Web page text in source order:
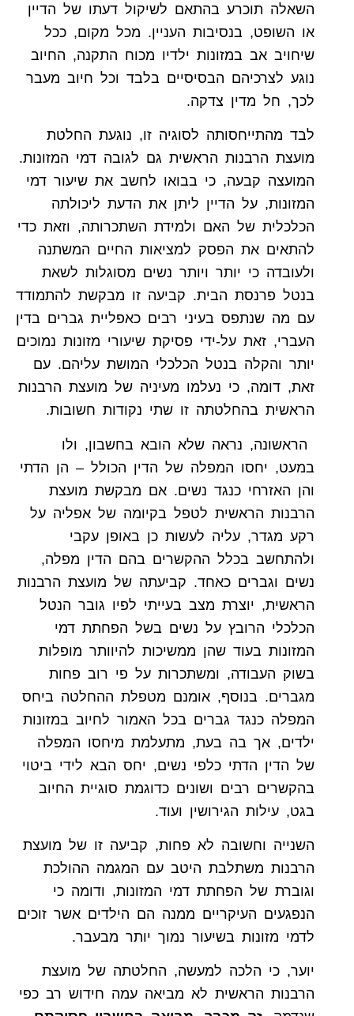
השאלה תוכרע בהתאם לשיקול דעתו של הדיין
או השופט, בנסיבות העניין. מכל מקום, ככל
שיחויב אב במזונות ילדיו מכוח התקנה, החיוב
נוגע לצרכיהם הבסיסיים בלבד וכל חיוב מעבר
לכך, חל מדין צדקה.
לבד מהתייחסותה לסוגיה זו, נוגעת החלטת
מועצת הרבנות הראשית גם לגובה דמי המזונות.
המועצה קבעה, כי בבואו לחשב את שיעור דמי
המזונות, על הדיין ליתן את הדעת ליכולתה
הכלכלית של האם ולמידת השתכרותה, וזאת כדי
להתאים את הפסק למציאות החיים המשתנה
ולעובדה כי יותר ויותר נשים מסוגלות לשאת
בנטל פרנסת הבית. קביעה זו מבקשת להתמודד
עם מה שנתפס בעיני רבים כאפליית גברים בדין
העברי, זאת על-ידי פסיקת שיעורי מזונות נמוכים
יותר והקלה בנטל הכלכלי המושת עליהם. עם
זאת, דומה, כי נעלמו מעיניה של מועצת הרבנות
הראשית בהחלטתה זו שתי נקודות חשובות.
הראשונה, נראה שלא הובא בחשבון, ולו
במעט, יחסו המפלה של הדין הכולל – הן הדתי
והן האזרחי כנגד נשים. אם מבקשת מועצת
הרבנות הראשית לטפל בקיומה של אפליה על
רקע מגדר, עליה לעשות כן באופן עקבי
ולהתחשב בכלל ההקשרים בהם הדין מפלה,
נשים וגברים כאחד. קביעתה של מועצת הרבנות
הראשית, יוצרת מצב בעייתי לפיו גובר הנטל
הכלכלי הרובץ על נשים בשל הפחתת דמי
המזונות בעוד שהן ממשיכות להיוותר מופלות
בשוק העבודה, ומשתכרות על פי רוב פחות
מגברים. בנוסף, אומנם מטפלת ההחלטה ביחס
המפלה כנגד גברים בכל האמור לחיוב במזונות
ילדים, אך בה בעת, מתעלמת מיחסו המפלה
של הדין הדתי כלפי נשים, יחס הבא לידי ביטוי
בהקשרים רבים ושונים כדוגמת סוגיית החיוב
בגט, עילות הגירושין ועוד.
השנייה וחשובה לא פחות, קביעה זו של מועצת
הרבנות משתלבת היטב עם המגמה ההולכת
וגוברת של הפחתת דמי המזונות, ודומה כי
הנפגעים העיקריים ממנה הם הילדים אשר זוכים
לדמי מזונות בשיעור נמוך יותר מבעבר.
יוער, כי הלכה למעשה, החלטתה של מועצת
הרבנות הראשית לא מביאה עמה חידוש רב כפי